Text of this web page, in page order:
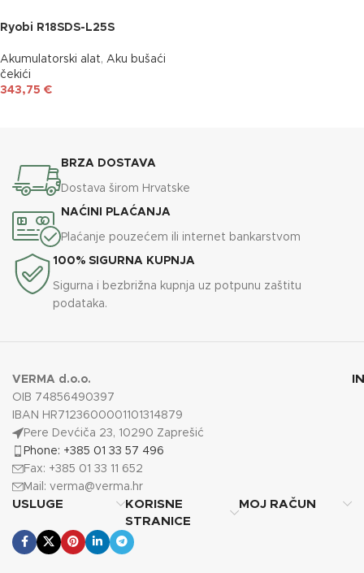
Ryobi R18SDS-L25S
Akumulatorski alat, Aku bušaći
čekići
343,75 €
BRZA DOSTAVA
Dostava širom Hrvatske
NAĆINI PLAĆANJA
Plaćanje pouzećem ili internet bankarstvom
100% SIGURNA KUPNJA
Sigurna i bezbrižna kupnja uz potpunu zaštitu
podataka.
VERMA d.o.o.
OIB 74856490397
IBAN HR7123600001101314879
Pere Devćiča 23, 10290 Zaprešić
Phone: +385 01 33 57 496
Fax: +385 01 33 11 652
Mail: verma@verma.hr
USLUGE
KORISNE
STRANICE
MOJ RAČUN